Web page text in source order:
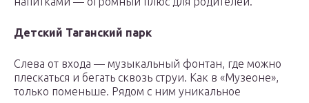
Детский Таганский парк
Слева от входа — музыкальный фонтан, где можно
плескаться и бегать сквозь струи. Как в «Музеоне»,
только поменьше. Рядом с ним уникальное